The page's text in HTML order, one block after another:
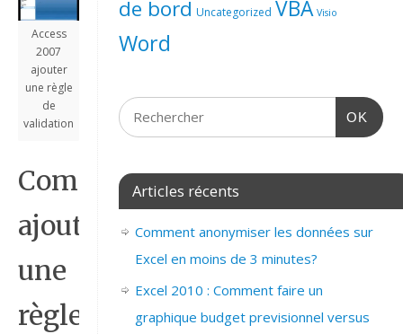
Access
2007
ajouter
une règle
de
validation
Comment
ajouter
une
règle
de bord Uncategorized VBA Visio
Word
OK
Articles récents
Comment anonymiser les données sur
Excel en moins de 3 minutes?
Excel 2010 : Comment faire un
graphique budget previsionnel versus